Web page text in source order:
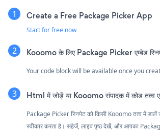
Create a Free Package Picker App
Start for free now
Kooomo के लिए Package Picker एम्बेड
Your code block will be available once you
Html में जोड़ें या Kooomo संपादक में कोड तत्व
Package Picker स्निपेट को किसी Kooomo तत्व में डालें
स्वीकार करता है। सहेजें, लाइव पृष्ठ देखें, और आपका